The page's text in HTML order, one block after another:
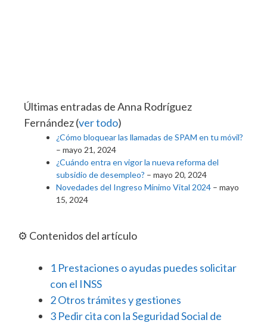
Últimas entradas de Anna Rodríguez
Fernández(ver todo)
¿Cómo bloquear las llamadas de SPAM en tu móvil?
– mayo 21, 2024
¿Cuándo entra en vigor la nueva reforma del
subsidio de desempleo? – mayo 20, 2024
Novedades del Ingreso Mínimo Vital 2024 – mayo
15, 2024
⚙️ Contenidos del artículo
1 Prestaciones o ayudas puedes solicitar
con el INSS
2Otros trámites y gestiones
3 Pedir cita con la Seguridad Social de